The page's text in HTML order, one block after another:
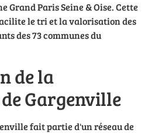
Grand Paris Seine & Oise. Cette
le tri et la valorisation des
des 73 communes du
de la
Gargenville
fait partie d'un réseau de